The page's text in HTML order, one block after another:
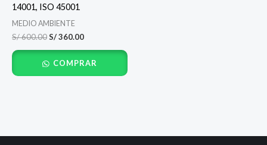
14001, ISO 45001
MEDIO AMBIENTE
S/600.00S/360.00
COMPRAR